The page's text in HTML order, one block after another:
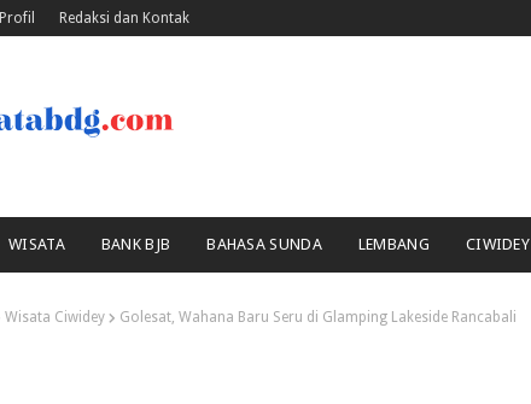
Profil Redaksi dan Kontak
WISATA BANK BJB BAHASA SUNDA LEMBANG CIWIDEY
Wisata Ciwidey Golesat, Wahana Baru Seru di Glamping Lakeside Rancabali